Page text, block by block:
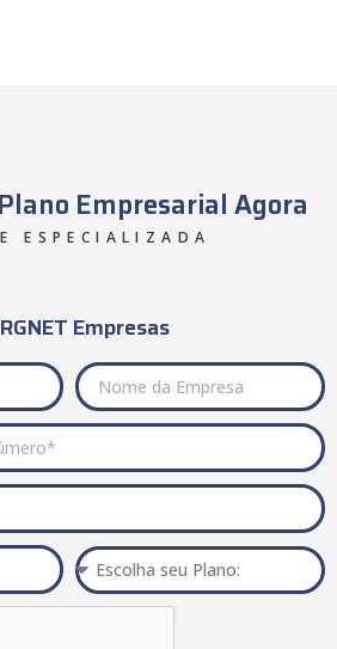
Empresarial Agora
ESPECIALIZADA
Empresas